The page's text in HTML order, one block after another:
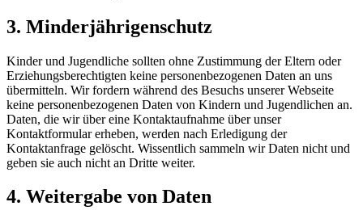
3. Minderjährigenschutz
Kinder und Jugendliche sollten ohne Zustimmung der Eltern oder
Erziehungsberechtigten keine personenbezogenen Daten an uns
übermitteln. Wir fordern während des Besuchs unserer Webseite
keine personenbezogenen Daten von Kindern und Jugendlichen an.
Daten, die wir über eine Kontaktaufnahme über unser
Kontaktformular erheben, werden nach Erledigung der
Kontaktanfrage gelöscht. Wissentlich sammeln wir Daten nicht und
geben sie auch nicht an Dritte weiter.
4. Weitergabe von Daten